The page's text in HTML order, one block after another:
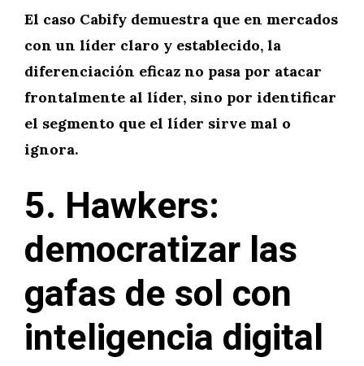
El caso Cabify demuestra que en mercados
con un líder claro y establecido, la
diferenciación eficaz no pasa por atacar
frontalmente al líder, sino por identificar
el segmento que el líder sirve mal o
ignora.
5. Hawkers:
democratizar las
gafas de sol con
inteligencia digital